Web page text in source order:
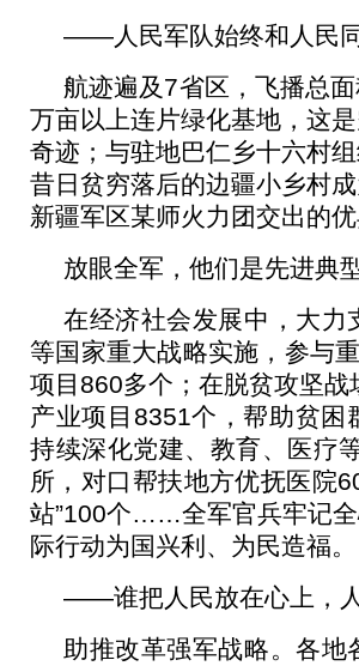
——人民军队始终和人民
航迹遍及7省区，飞播总
万亩以上连片绿化基地，这
奇迹；与驻地巴仁乡十六村
昔日贫穷落后的边疆小乡村
新疆军区某师火力团交出的优
放眼全军，他们是先进典
在经济社会发展中，大力
等国家重大战略实施，参与
项目860多个；在脱贫攻坚
产业项目8351个，帮助贫
持续深化党建、教育、医疗
所，对口帮扶地方优抚医院
站”100个……全军官兵牢记
际行动为国兴利、为民造福。
——谁把人民放在心上，
助推改革强军战略。各地